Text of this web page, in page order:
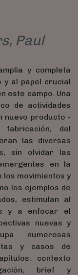
Paul
y completa
y al papel crucial
este campo. Una
de actividades
nuevo producto -
del
las diversas
sin olvidar las
en la
los movimientos y
los ejemplos de
estimulan al
y a enfocar el
nuevas y
numerosas
y casos de
contexto
brief y